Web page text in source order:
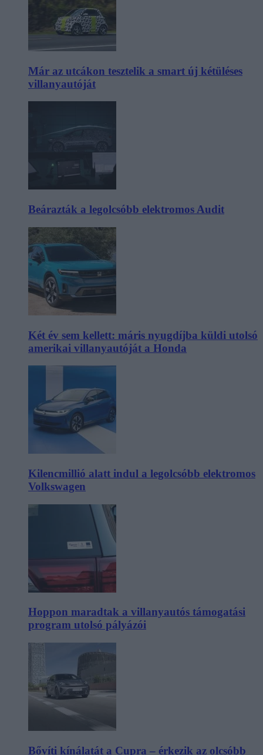
Már az utcákon tesztelik a smart új kétüléses
villanyautóját
Beárazták a legolcsóbb elektromos Audit
Két év sem kellett: máris nyugdíjba küldi utolsó
amerikai villanyautóját a Honda
Kilencmillió alatt indul a legolcsóbb elektromos
Volkswagen
Hoppon maradtak a villanyautós támogatási
program utolsó pályázói
Bővíti kínálatát a Cupra – érkezik az olcsóbb